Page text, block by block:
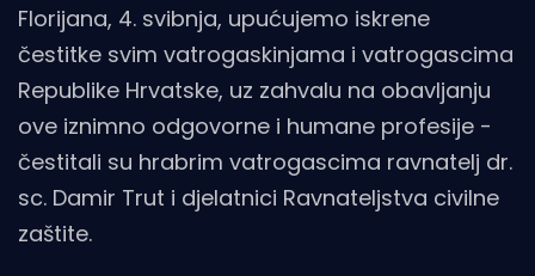
Florijana, 4. svibnja, upućujemo iskrene
čestitke svim vatrogaskinjama i vatrogascima
Republike Hrvatske, uz zahvalu na obavljanju
ove iznimno odgovorne i humane profesije -
čestitali su hrabrim vatrogascima ravnatelj dr.
sc. Damir Trut i djelatnici Ravnateljstva civilne
zaštite.